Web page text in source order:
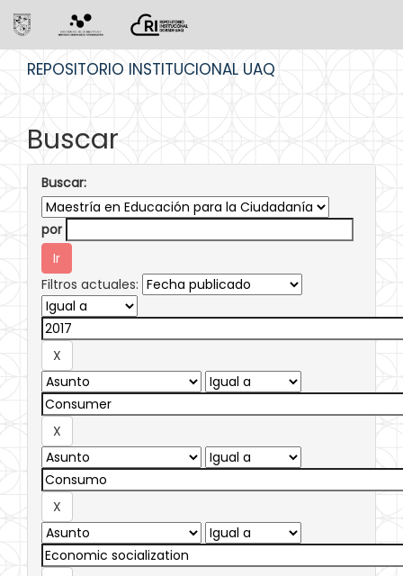
REPOSITORIO INSTITUCIONAL UAQ
Buscar
Buscar:
por
Filtros actuales: